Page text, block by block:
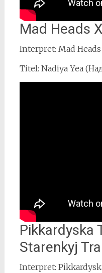
Mad Heads
Interpret: Mad
Titel: Nadiya Yea
Pikkardyska
Starenkyj
Interpret: